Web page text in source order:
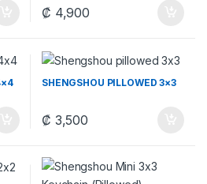
₡ 4,900
SHENGSHOU PILLOWED 3×3
₡ 3,500